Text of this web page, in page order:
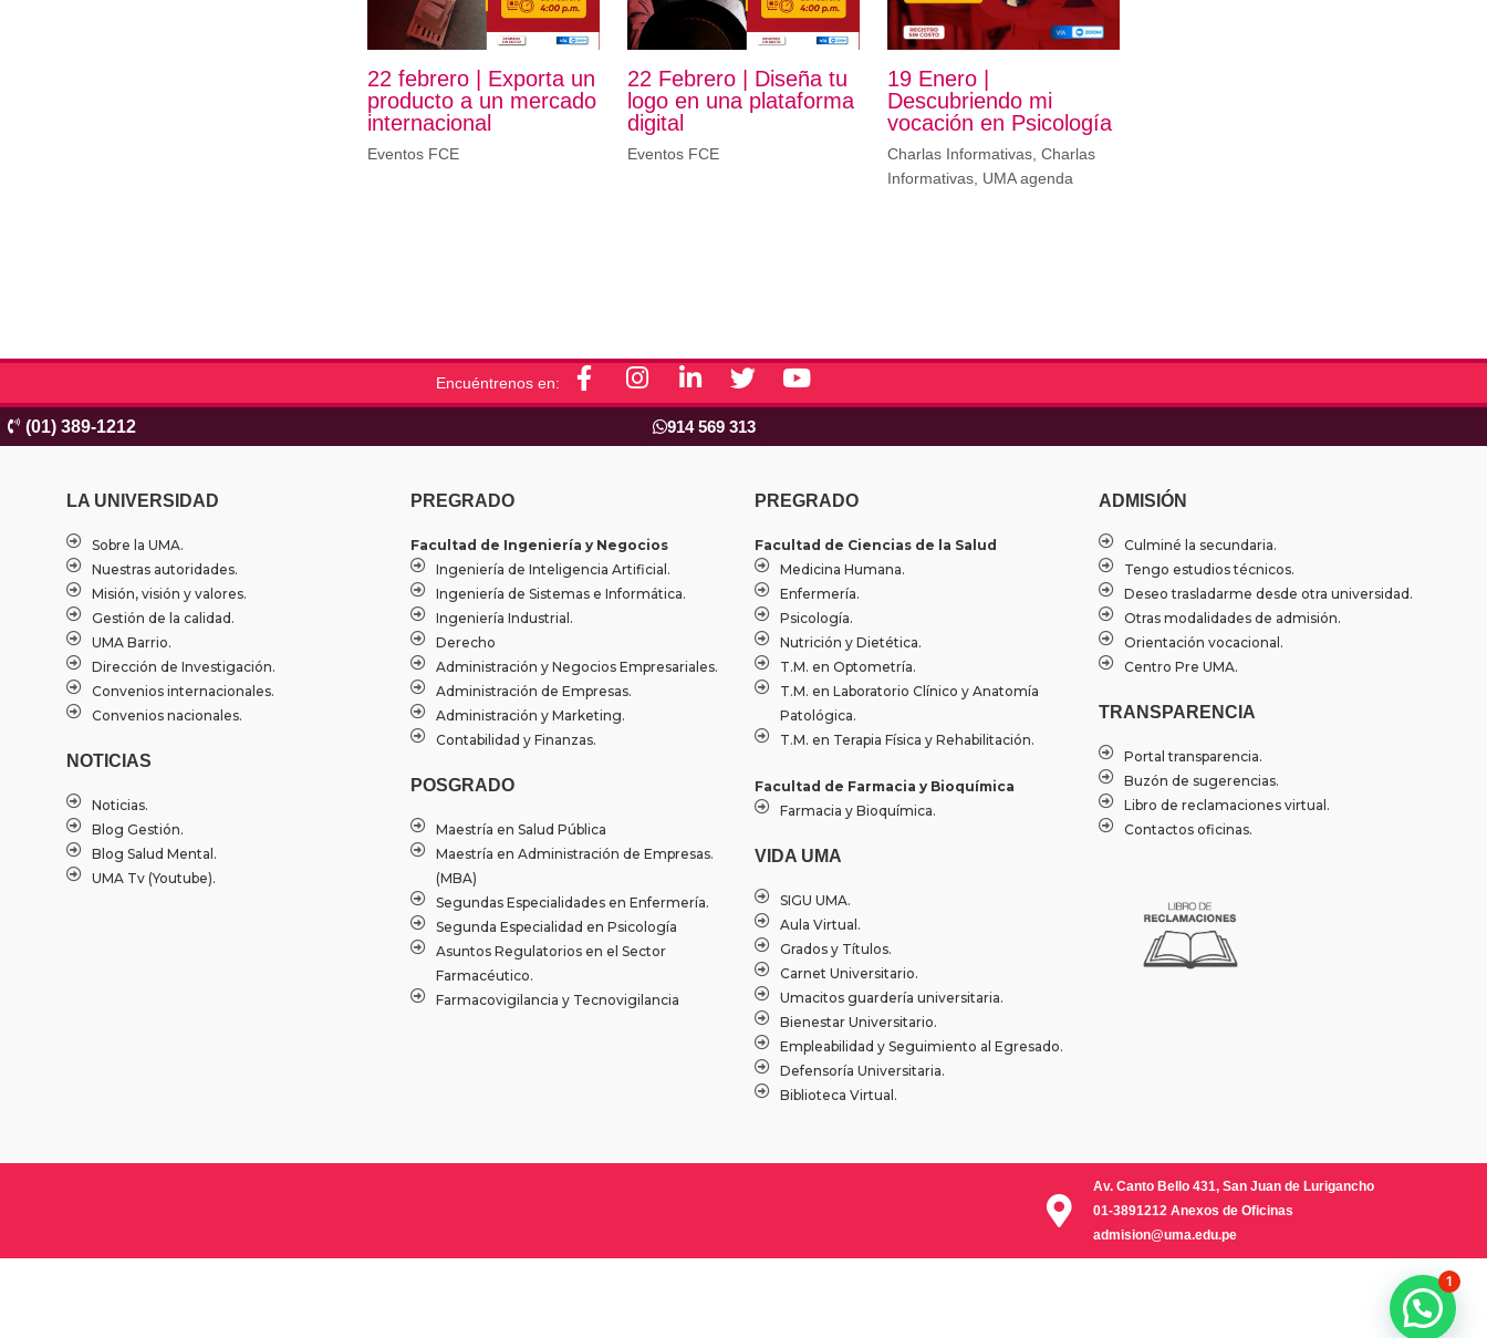
22 febrero | Exporta un
producto a un mercado
internacional
Eventos FCE
22 Febrero | Diseña tu
logo en una plataforma
digital
Eventos FCE
19 Enero |
Descubriendo mi
vocación en Psicología
Charlas Informativas Charlas
Informativas UMA agenda
Encuéntrenos en:
F
a
e
k
-
f
I
n
t
a
m
L
i
n
k
T
w
i
t
e
Y
o
t
b
(01) 389-1212 914 569 313
LA UNIVERSIDAD
Sobre la UMA.
Nuestras autoridades.
Misión, visión y valores.
Gestión de la calidad.
UMA Barrio.
Dirección de Investigación.
Convenios internacionales.
Convenios nacionales.
NOTICIAS
Noticias.
Blog Gestión.
Blog Salud Mental.
UMA Tv (Youtube).
PREGRADO
Facultad de Ingeniería y Negocios
Ingeniería de Inteligencia Artificial.
Ingeniería de Sistemas e Informática.
Ingeniería Industrial.
Derecho
Administración y Negocios Empresariales.
Administración de Empresas.
Administración y Marketing.
Contabilidad y Finanzas.
POSGRADO
Maestría en Salud Pública
Maestría en Administración de Empresas.
(MBA)
Segundas Especialidades en Enfermería.
Segunda Especialidad en Psicología
Asuntos Regulatorios en el Sector
Farmacéutico.
Farmacovigilancia y Tecnovigilancia
PREGRADO
Facultad de Ciencias de la Salud
Medicina Humana.
Enfermería.
Psicología.
Nutrición y Dietética.
T.M. en Optometría.
T.M. en Laboratorio Clínico y Anatomía
Patológica.
T.M. en Terapia Física y Rehabilitación.
Facultad de Farmacia y Bioquímica
Farmacia y Bioquímica.
VIDA UMA
SIGU UMA.
Aula Virtual.
Grados y Títulos.
Carnet Universitario.
Umacitos guardería universitaria.
Bienestar Universitario.
Empleabilidad y Seguimiento al Egresado.
Defensoría Universitaria.
Biblioteca Virtual.
ADMISIÓN
Culminé la secundaria.
Tengo estudios técnicos.
Deseo trasladarme desde otra universidad.
Otras modalidades de admisión.
Orientación vocacional.
Centro Pre UMA.
TRANSPARENCIA
Portal transparencia.
Buzón de sugerencias.
Libro de reclamaciones virtual.
Contactos oficinas.
Av. Canto Bello 431, San Juan de Lurigancho
01-3891212 Anexos de Oficinas
admision@uma.edu.pe
1